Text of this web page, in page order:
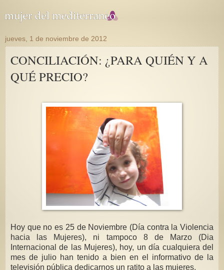
jueves, 1 de noviembre de 2012
CONCILIACIÓN: ¿PARA QUIÉN Y A
QUÉ PRECIO?
Hoy que no es 25 de Noviembre (Día contra la Violencia
hacia las Mujeres), ni tampoco 8 de Marzo (Dia
Internacional de las Mujeres), hoy, un día cualquiera del
mes de julio han tenido a bien en el informativo de la
televisión pública dedicarnos un ratito a las mujeres.